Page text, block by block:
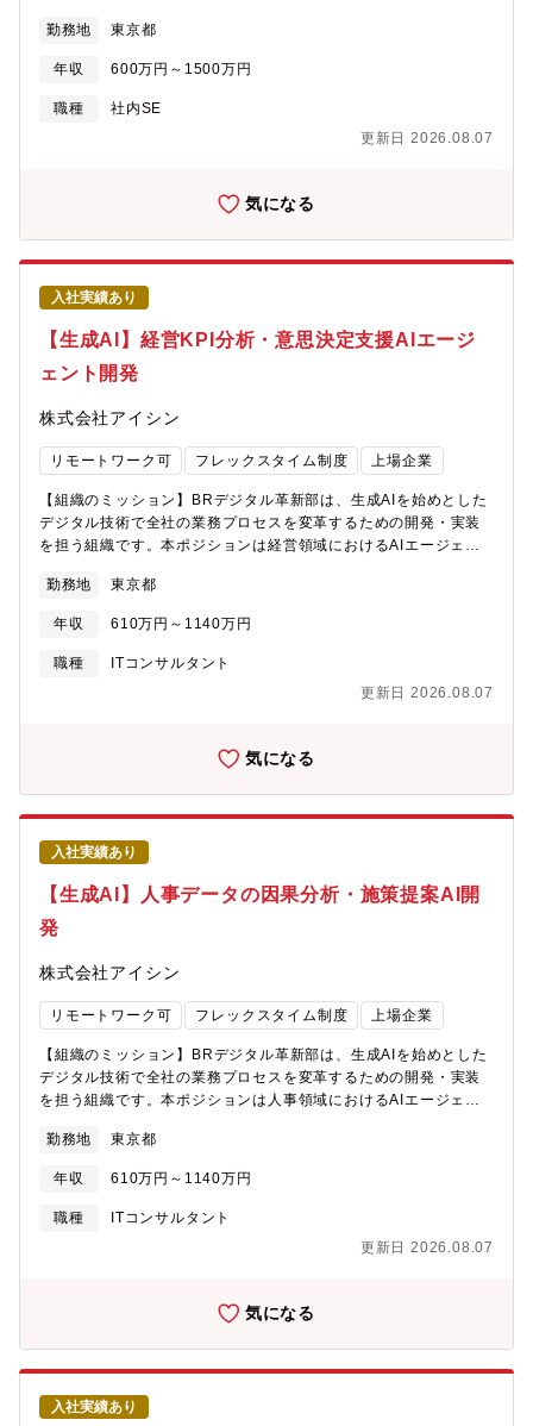
①②いずれかの業務をお任せいたします。[共通]・金融業務におけ
る部門・業務を横断した立場でのAI利活用した顧客向けサービ
ス、または業務効率化ツールの企画立案、PoC推進、開発推進・
施策推進に当たって、社内の関係各部との折衝や合意形成・パー
①プロジェクト企画・PoC・AIを含む、新技術ソリューション群
理・PoC実施に当たっての関係先部署との折衝②本番開発・既存
or 新規システムへのAI機能部分の要件定義を行い、開発部署もし
くはベンダと連携しながら設計・開発・試験を推進・AI特有のリ
スク評価とそれぞれの対策をシステム面・プロセス面で実施・IT
システムとして機能・非機能の要件定義と品質担保を実施【所属
部署】デジタルソリューション部 AI・ソリューションGr
勤務地 東京都
年収 600万円～1500万円
職種
社内SE
更新日 2026.08.07
気になる
入社実績あり
【生成AI】経営KPI分析・意思決定支援AIエージ
ェント開発
株式会社アイシン
リモートワーク可 フレックスタイム制度 上場企業
【組織のミッション】BRデジタル革新部は、生成AIを始めとした
デジタル技術で全社の業務プロセスを変革するための開発・実装
を担う組織です。本ポジションは経営領域におけるAIエージェン
による意思決定支援の技術開発を担っていただきます。【募集背
景】グローバルに展開する製造業の経営判断には、社内外の膨大
なデータを統合的に分析し、将来シナリオに基づく意思決定を支
援する仕組みが求められています。経営KPIの構造的把握・外部知
現し、経営判断の高度化を加速するため、データ分析と生成AIを
やりがい】・構築した分析モデルやAIエージェントが経営トップ
の意思決定に直接活用される手応え・サプライチェーン全体を俯
瞰するKPI構造のモデリングという、スケールの大きい技術的チャ
レンジ・確立した技術・設計パターンが品質管理・調達最適化な
ど全社に横展開される可能性・経営層との距離が近く、構築した
技術の活用効果を直接フィードバックとして得られる環境【職務
内容】経営KPIの構造モデリング、外部知見を活用した情報収集エ
ージェント、シナリオ分析に基づく意思決定支援の技術開発を担
当。データ統合・分析基盤の構築からAIエージェントの設計・実
リング】経営KPI間の依存関係・先行指標の特定、異種データソー
スの統合とKPIツリー構築【シナリオ分析・予測】施策効果予測、
リスクシナリオの定量評価、モデルの解釈可能性担保【外部知見
集、経営判断へのコンテキスト提供【意思決定支援基盤】分析結
果の自動可視化・レポート生成、判断に必要な情報の統合提示
【チーム連携】業務部門・外部パートナーとの要件調整、設計ノ
ウハウ共有【語学】TOEIC550点以上を歓迎（TOEICスコアに限
ール／ほとんどない資料・文書読解／時々ある電話会議・商談／
勤務地 東京都
年収 610万円～1140万円
職種
ITコンサルタント
更新日 2026.08.07
気になる
入社実績あり
【生成AI】人事データの因果分析・施策提案AI開
発
株式会社アイシン
リモートワーク可 フレックスタイム制度 上場企業
【組織のミッション】BRデジタル革新部は、生成AIを始めとした
デジタル技術で全社の業務プロセスを変革するための開発・実装
を担う組織です。本ポジションは人事領域におけるAIエージェン
生成AIを組み合わせた施策提案の技術開発を担っていただきま
す。【募集背景】全社の生産性向上には、人事施策とその効果の
因果関係をデータに基づいて分析し、データドリブンな人材戦略
を推進することが不可欠です。従業員エンゲージメント調査・人
育成に資する施策を提案するAI技術の開発を加速するため、統計
【業務のやりがい】・構築した因果モデルやAIが提案する施策が
全社の人材戦略に直接活用される手応え・人事データの因果分析
と生成AIを組み合わせた、実践的かつ難易度の高い技術開発への
挑戦・確立した分析手法・設計パターンが他のコーポレート領域
にも横展開される波及効果・分析手法の確立から全社の人材戦略
への反映まで、一気通貫で主導できるポジション【職務内容】従
勤務地 東京都
年収 610万円～1140万円
職種
ITコンサルタント
更新日 2026.08.07
気になる
入社実績あり